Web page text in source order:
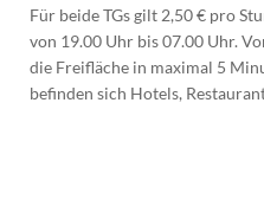
Für beide TGs gilt 2,50 € pro
von 19.00 Uhr bis 07.00 Uhr.
die Freifläche in maximal 5
befinden sich Hotels,